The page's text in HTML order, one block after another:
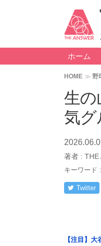
ホーム
HOME 野
生
気グ
著者 : THE
キーワード :
Twitter
【注目】